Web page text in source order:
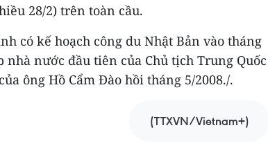
28/2) trên toàn cầu.
có kế hoạch công du Nhật Bản vào tháng
nước đầu tiên của Chủ tịch Trung Quốc
ông Hồ Cẩm Đào hồi tháng 5/2008./.
(TTXVN/Vietnam+)